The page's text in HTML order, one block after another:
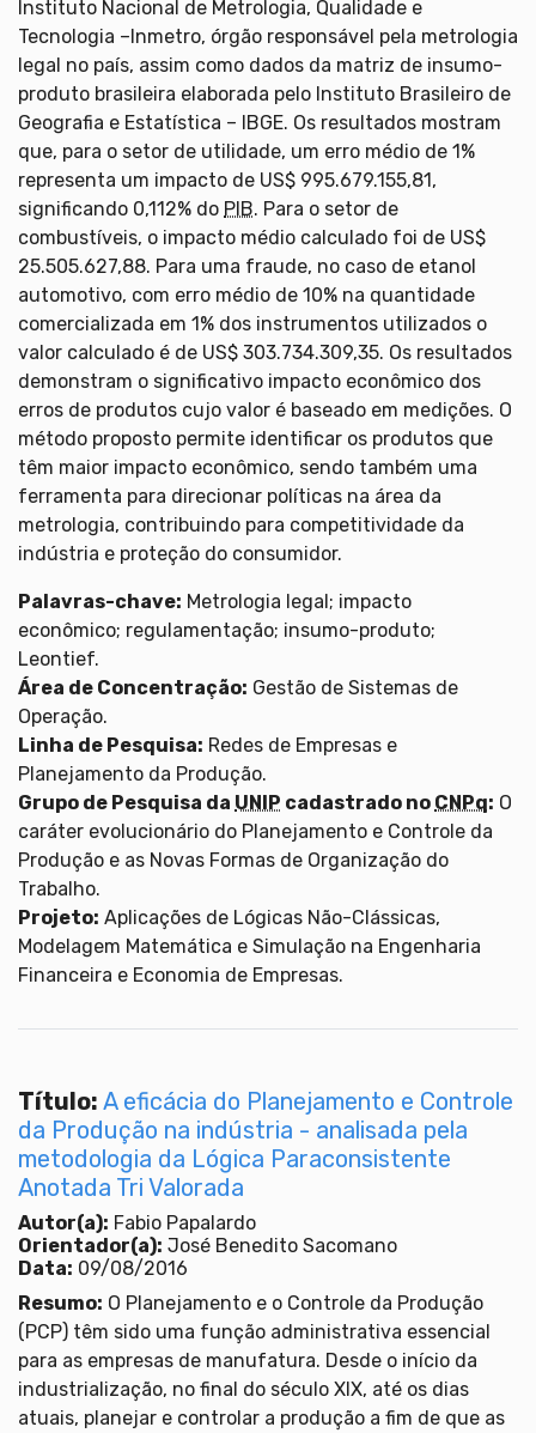
Instituto Nacional de Metrologia, Qualidade e
Tecnologia –Inmetro, órgão responsável pela metrologia
legal no país, assim como dados da matriz de insumo-
produto brasileira elaborada pelo Instituto Brasileiro de
Geografia e Estatística – IBGE. Os resultados mostram
que, para o setor de utilidade, um erro médio de 1%
representa um impacto de US$ 995.679.155,81,
significando 0,112% do PIB. Para o setor de
combustíveis, o impacto médio calculado foi de US$
25.505.627,88. Para uma fraude, no caso de etanol
automotivo, com erro médio de 10% na quantidade
comercializada em 1% dos instrumentos utilizados o
valor calculado é de US$ 303.734.309,35. Os resultados
demonstram o significativo impacto econômico dos
erros de produtos cujo valor é baseado em medições. O
método proposto permite identificar os produtos que
têm maior impacto econômico, sendo também uma
ferramenta para direcionar políticas na área da
metrologia, contribuindo para competitividade da
indústria e proteção do consumidor.
Palavras-chave: Metrologia legal; impacto
econômico; regulamentação; insumo-produto;
Leontief.
Área de Concentração: Gestão de Sistemas de
Operação.
Linha de Pesquisa: Redes de Empresas e
Planejamento da Produção.
Grupo de Pesquisa da UNIP cadastrado no CNPq: O
caráter evolucionário do Planejamento e Controle da
Produção e as Novas Formas de Organização do
Trabalho.
Projeto: Aplicações de Lógicas Não-Clássicas,
Modelagem Matemática e Simulação na Engenharia
Financeira e Economia de Empresas.
Título: A eficácia do Planejamento e Controle
da Produção na indústria - analisada pela
metodologia da Lógica Paraconsistente
Anotada Tri Valorada
Autor(a): Fabio Papalardo
Orientador(a): José Benedito Sacomano
Data: 09/08/2016
Resumo: O Planejamento e o Controle da Produção
(PCP) têm sido uma função administrativa essencial
para as empresas de manufatura. Desde o início da
industrialização, no final do século XIX, até os dias
atuais, planejar e controlar a produção a fim de que as